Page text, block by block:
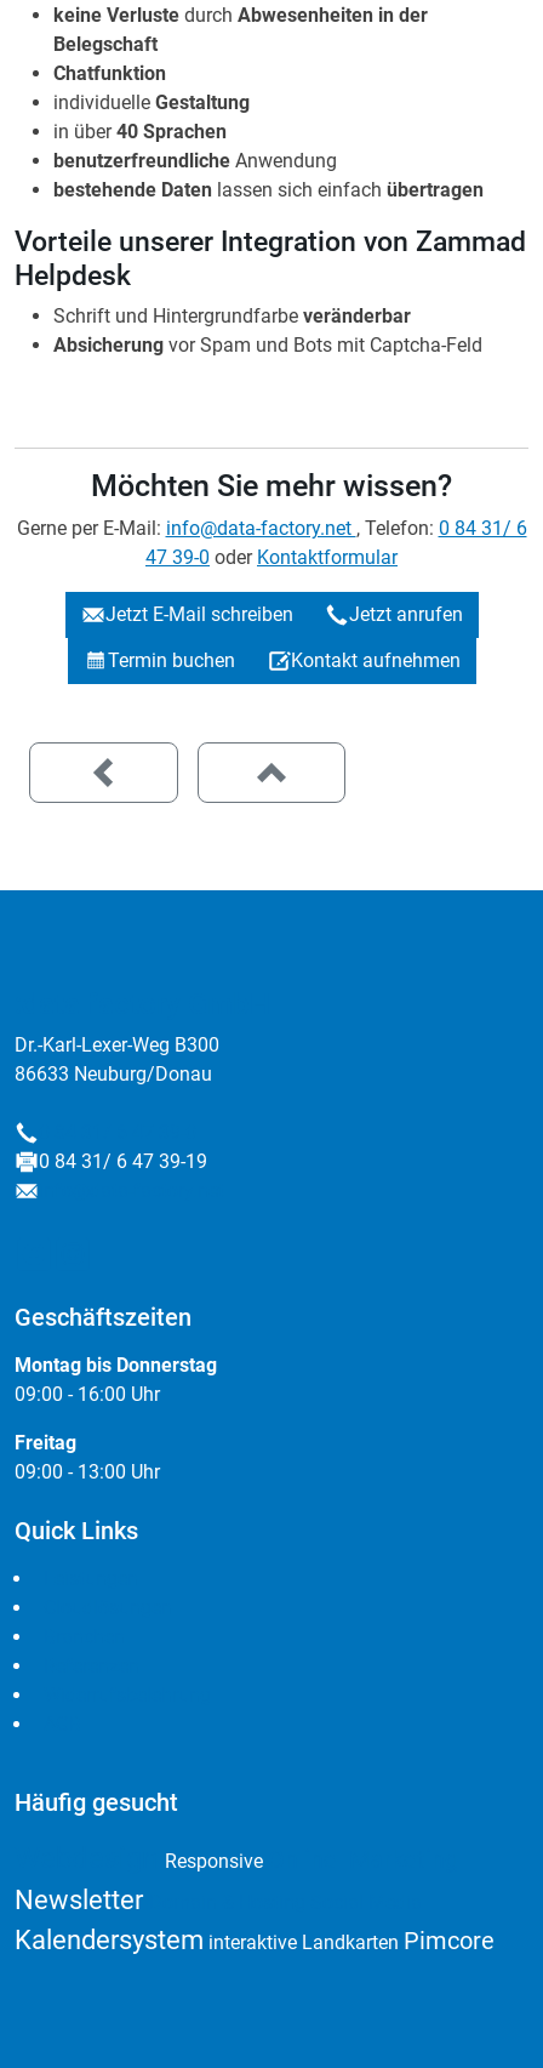
keine Verluste durch Abwesenheiten in der
Belegschaft
Chatfunktion
individuelle Gestaltung
in über40 Sprachen
benutzerfreundliche Anwendung
bestehende Daten lassen sich einfach übertragen
Vorteile unserer Integration von Zammad
Helpdesk
Schrift und Hintergrundfarbe veränderbar
Absicherung vor Spam und Bots mit Captcha-Feld
Möchten Sie mehr wissen?
Gerne per E-Mail: info@data-factory.net , Telefon: 0 84 31/ 6
47 39-0 oder Kontaktformular
Jetzt E-Mail schreiben
Jetzt anrufen
Termin buchen
Kontakt aufnehmen
Dr.-Karl-Lexer-Weg B300
86633 Neuburg/Donau
Telefon
Fax
0 84 31/ 6 47 39-19
E-Mail
Geschäftszeiten
Montag bis Donnerstag
09:00 - 16:00 Uhr
Freitag
09:00 - 13:00 Uhr
Quick Links
Häufig gesucht
Responsive
Newsletter
Kalendersystem interaktive Landkarten Pimcore